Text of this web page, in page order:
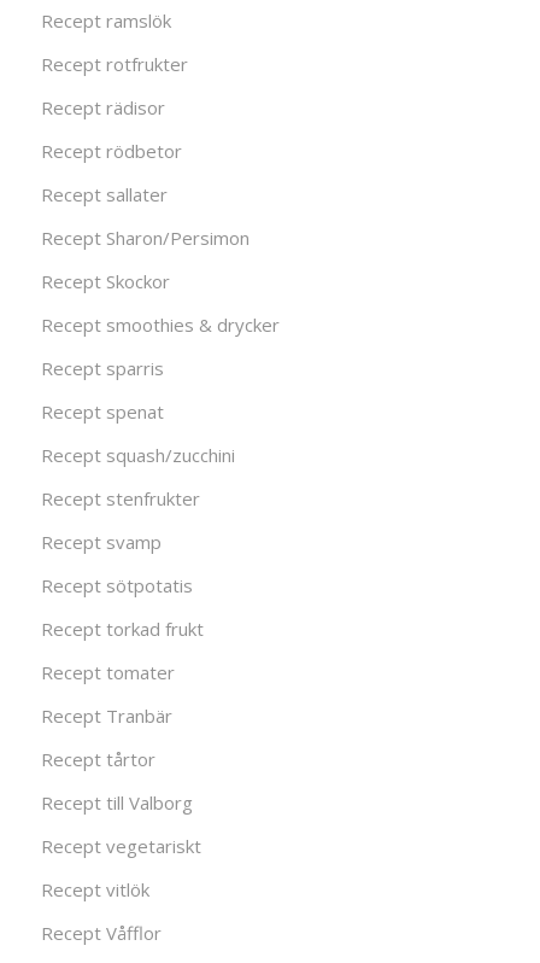
Recept ramslök
Recept rotfrukter
Recept rädisor
Recept rödbetor
Recept sallater
Recept Sharon/Persimon
Recept Skockor
Recept smoothies & drycker
Recept sparris
Recept spenat
Recept squash/zucchini
Recept stenfrukter
Recept svamp
Recept sötpotatis
Recept torkad frukt
Recept tomater
Recept Tranbär
Recept tårtor
Recept till Valborg
Recept vegetariskt
Recept vitlök
Recept Våfflor